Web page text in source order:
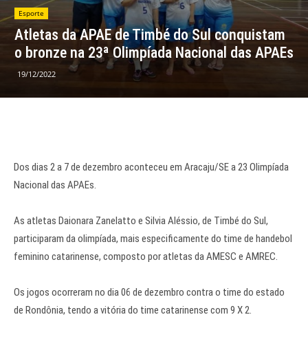
Esporte
Atletas da APAE de Timbé do Sul conquistam
o bronze na 23ª Olimpíada Nacional das APAEs
19/12/2022
Dos dias 2 a 7 de dezembro aconteceu em Aracaju/SE a 23 Olimpíada
Nacional das APAEs.
As atletas Daionara Zanelatto e Silvia Aléssio, de Timbé do Sul,
participaram da olimpíada, mais especificamente do time de handebol
feminino catarinense, composto por atletas da AMESC e AMREC.
Os jogos ocorreram no dia 06 de dezembro contra o time do estado
de Rondônia, tendo a vitória do time catarinense com 9 X 2.